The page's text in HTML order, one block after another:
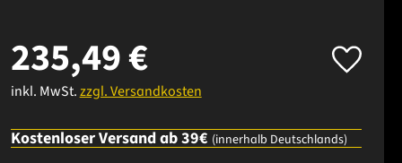
235,49 €
inkl. MwSt.zzgl. Versandkosten
Kostenloser Versand ab 39€ (innerhalb Deutschlands)